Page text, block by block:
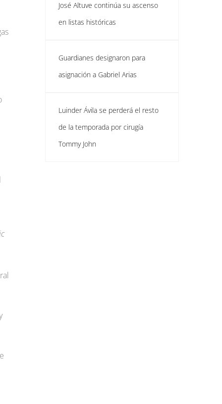
José Altuve continúa su ascenso
en listas históricas
Guardianes designaron para
asignación a Gabriel Arias
Luinder Ávila se perderá el resto
de la temporada por cirugía
Tommy John